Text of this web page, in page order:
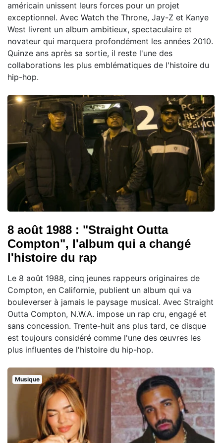
américain unissent leurs forces pour un projet
exceptionnel. Avec Watch the Throne, Jay-Z et Kanye
West livrent un album ambitieux, spectaculaire et
novateur qui marquera profondément les années 2010.
Quinze ans après sa sortie, il reste l'une des
collaborations les plus emblématiques de l'histoire du
hip-hop.
8 août 1988 : "Straight Outta
Compton", l'album qui a changé
l'histoire du rap
Le 8 août 1988, cinq jeunes rappeurs originaires de
Compton, en Californie, publient un album qui va
bouleverser à jamais le paysage musical. Avec Straight
Outta Compton, N.W.A. impose un rap cru, engagé et
sans concession. Trente-huit ans plus tard, ce disque
est toujours considéré comme l'une des œuvres les
plus influentes de l'histoire du hip-hop.
Musique